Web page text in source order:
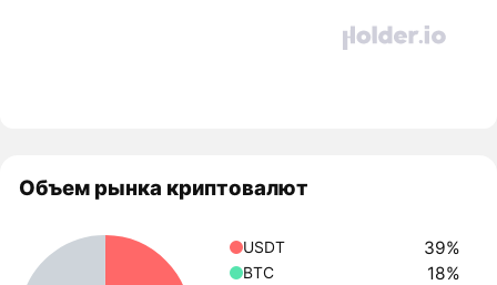
Объем рынка криптовалют
USDT 39%
BTC 18%